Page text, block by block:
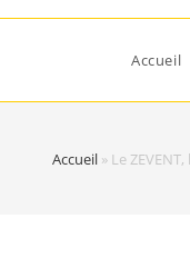
Accueil
Accueil » Le